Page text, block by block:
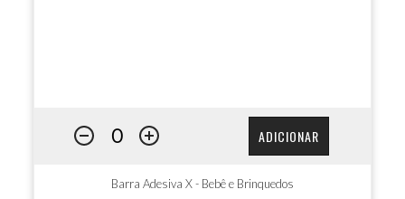
ADICIONAR
Barra Adesiva X - Bebê e Brinquedos